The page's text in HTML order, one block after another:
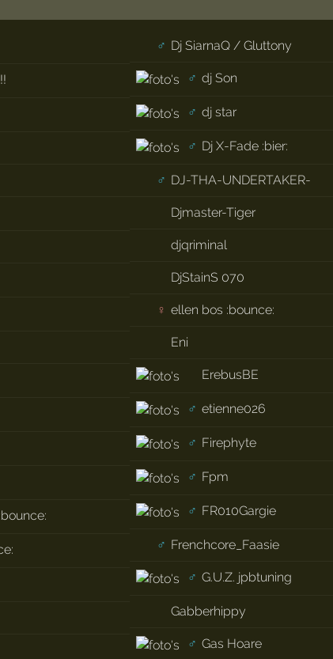
♂ Dj SiarnaQ / Gluttony
♂ dj Son
♂ dj star
♂ Dj X-Fade :bier:
♂ DJ-THA-UNDERTAKER-
Djmaster-Tiger
djqriminal
DjStainS 070
♀ ellen bos :bounce:
Eni
ErebusBE
♂ etienne026
♂ Firephyte
♂ Fpm
♂ FR010Gargie
♂ Frenchcore_Faasie
♂ G.U.Z. jpbtuning
Gabberhippy
♂ Gas Hoare